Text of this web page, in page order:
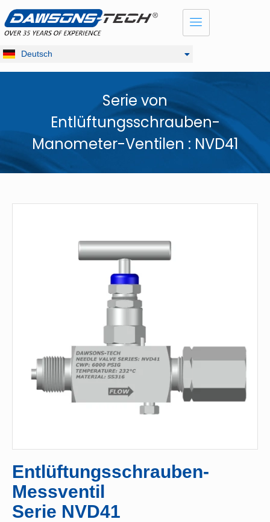
Deutsch
English
Français
Русский
Serie von
Entlüftungsschrauben-
Manometer-Ventilen : NVD41
Entlüftungsschrauben-
Messventil
Serie NVD41